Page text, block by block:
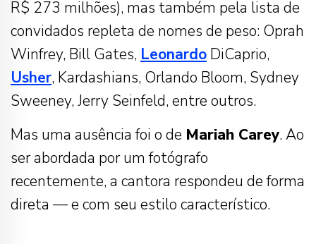
R$ 273 milhões), mas também pela lista de
convidados repleta de nomes de peso: Oprah
Winfrey, Bill Gates, Leonardo DiCaprio,
Usher, Kardashians, Orlando Bloom, Sydney
Sweeney, Jerry Seinfeld, entre outros.
Mas uma ausência foi o de Mariah Carey. Ao
ser abordada por um fotógrafo
recentemente, a cantora respondeu de forma
direta — e com seu estilo característico.